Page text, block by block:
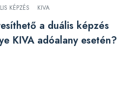
KÉPZÉS KIVA
a duális képzés
KIVA adóalany esetén?